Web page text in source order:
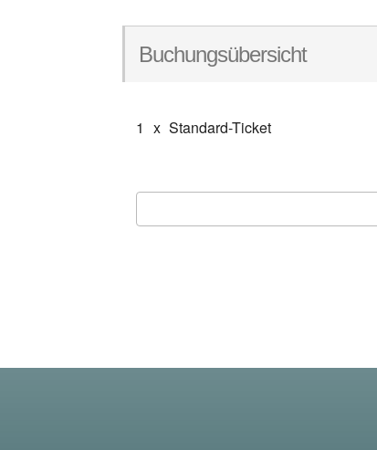
Buchungsübersicht
1 x Standard-Ticket